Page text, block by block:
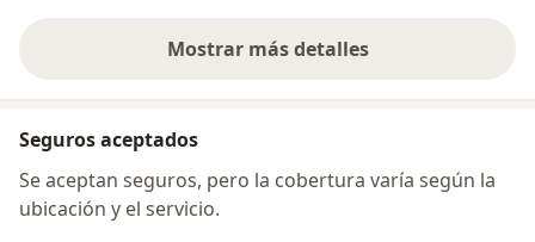
Mostrar más detalles
sobre la dirección
Seguros aceptados
Se aceptan seguros, pero la cobertura varía según la
ubicación y el servicio.